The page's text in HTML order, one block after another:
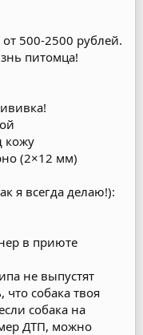
500-2500 рублей.
питомца!
кожу
(2×12 мм)
я всегда делаю!):
в приюте
не выпустят
что собака твоя
собака на
ДТП, можно